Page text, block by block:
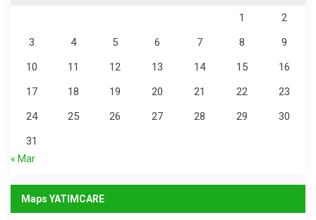
1
2
3
4 5 6 7 8
9
10
11 12 13 14 15
16
17
18 19 20 21 22
23
24
25 26 27 28 29
30
31
« Mar
Maps YATIMCARE